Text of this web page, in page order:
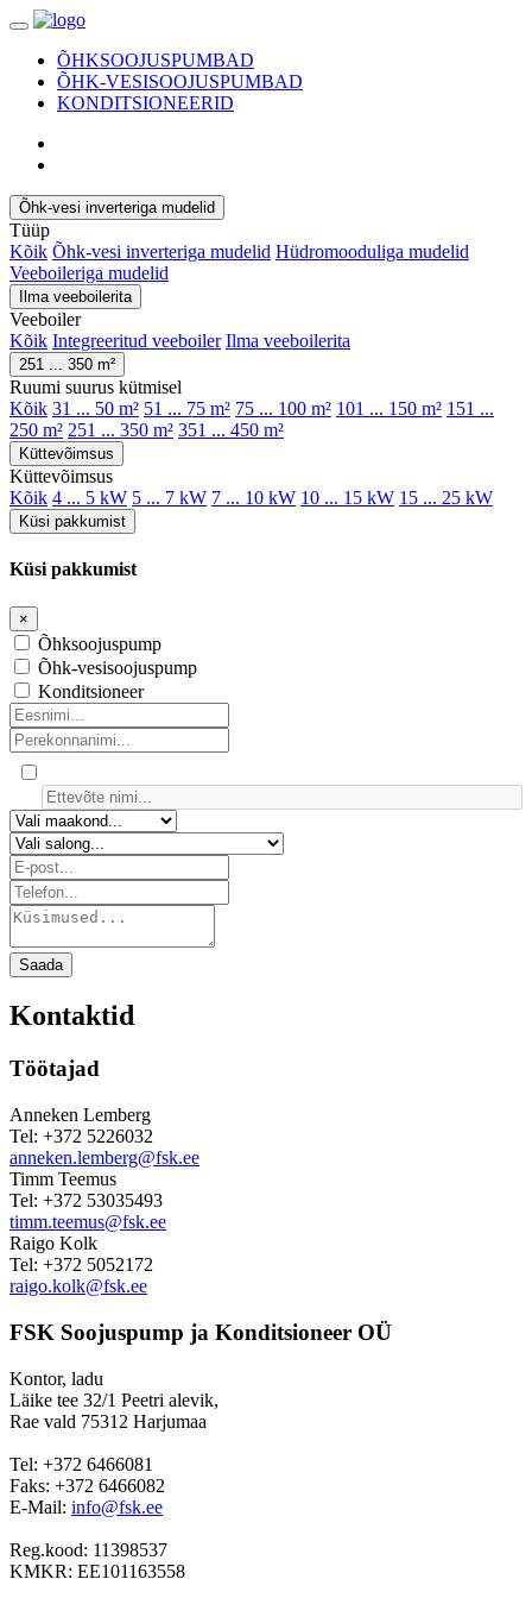
ÕHKSOOJUSPUMBAD
ÕHK-VESISOOJUSPUMBAD
KONDITSIONEERID
Õhk-vesi inverteriga mudelid
Tüüp
Kõik Õhk-vesi inverteriga mudelid Hüdromooduliga mudelid
Veeboileriga mudelid
Ilma veeboilerita
Veeboiler
Kõik Integreeritud veeboiler Ilma veeboilerita
251 ... 350 m²
Ruumi suurus kütmisel
Kõik 31 ... 50 m² 51 ... 75 m² 75 ... 100 m² 101 ... 150 m² 151 ...
250 m² 251 ... 350 m² 351 ... 450 m²
Küttevõimsus
Küttevõimsus
Kõik 4 ... 5 kW 5 ... 7 kW 7 ... 10 kW 10 ... 15 kW 15 ... 25 kW
Küsi pakkumist
Küsi pakkumist
×
Õhksoojuspump
Õhk-vesisoojuspump
Konditsioneer
Saada
Kontaktid
Töötajad
Anneken Lemberg
Tel: +372 5226032
anneken.lemberg@fsk.ee
Timm Teemus
Tel: +372 53035493
timm.teemus@fsk.ee
Raigo Kolk
Tel: +372 5052172
raigo.kolk@fsk.ee
FSK Soojuspump ja Konditsioneer OÜ
Kontor, ladu
Läike tee 32/1 Peetri alevik,
Rae vald 75312 Harjumaa
Tel: +372 6466081
Faks: +372 6466082
E-Mail: info@fsk.ee
Reg.kood: 11398537
KMKR: EE101163558